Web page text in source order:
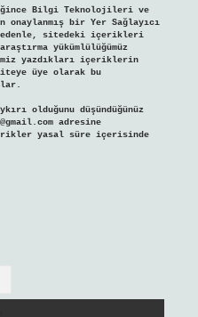
Bilgi Teknolojileri ve
onaylanmış bir Yer Sağlayıcı
sitedeki içerikleri
yükümlülüğümüz
yazdıkları içeriklerin
üye olarak bu
olduğunu düşündüğünüz
adresine
yasal süre içerisinde